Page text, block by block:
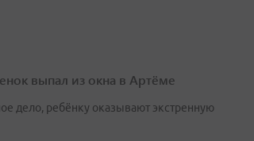
выпал из окна в Артёме
дело, ребёнку оказывают экстренную